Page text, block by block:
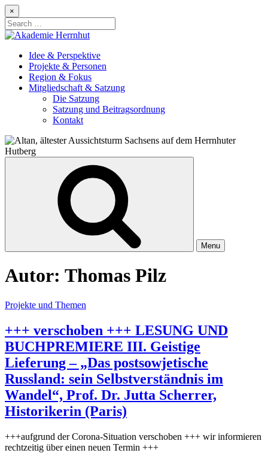
Skip
to
content
×
Search
for:
Idee & Perspektive
Projekte & Personen
Region & Fokus
Mitgliedschaft & Satzung
Die Satzung
Satzung und Beitragsordnung
Kontakt
Menu
Autor: Thomas Pilz
Projekte und Themen
+++ verschoben +++ LESUNG UND
BUCHPREMIERE III. Geistige
Lieferung – „Das postsowjetische
Russland: sein Selbstverständnis im
Wandel“, Prof. Dr. Jutta Scherrer,
Historikerin (Paris)
+++aufgrund der Corona-Situation verschoben +++ wir informieren
rechtzeitig über einen neuen Termin +++